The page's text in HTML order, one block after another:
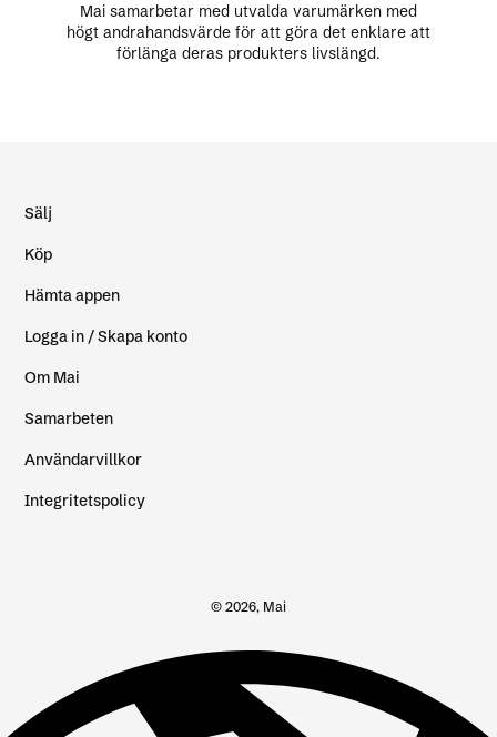
Mai samarbetar med utvalda varumärken med
högt andrahandsvärde för att göra det enklare att
förlänga deras produkters livslängd.
Sälj
Köp
Hämta appen
Logga in / Skapa konto
Om Mai
Samarbeten
Användarvillkor
Integritetspolicy
© 2026, Mai